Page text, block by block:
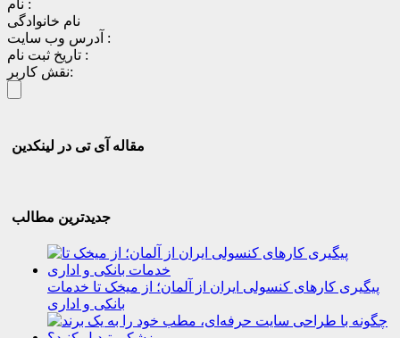
نام :
نام خانوادگی
آدرس وب سایت :
تاریخ ثبت نام :
نقش کاربر:
مقاله آی تی در لینکدین
جدیدترین مطالب
پیگیری کارهای کنسولی ایران از آلمان؛ از میخک تا خدمات
بانکی و اداری